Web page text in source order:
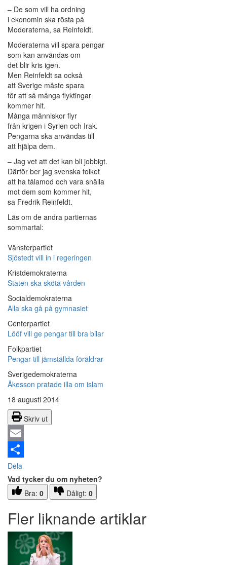
– De som vill ha ordning
i ekonomin ska rösta på
Moderaterna, sa Reinfeldt.
Moderaterna vill spara pengar
som kan användas om
det blir kris igen.
Men Reinfeldt sa också
att Sverige måste spara
för att så många flyktingar
kommer hit.
Många människor flyr
från krigen i Syrien och Irak.
Pengarna ska användas till
att hjälpa dem.
– Jag vet att det kan bli jobbigt.
Därför ber jag svenska folket
att ha tålamod och vara snälla
mot dem som kommer hit,
sa Fredrik Reinfeldt.
Läs om de andra partiernas
sommartal:
Vänsterpartiet
Sjöstedt vill in i regeringen
Kristdemokraterna
Staten ska sköta vården
Socialdemokraterna
Alla ska gå på gymnasiet
Centerpartiet
Lööf vill ge pengar till bra bilar
Folkpartiet
Pengar till jämställda föräldrar
Sverigedemokraterna
Åkesson pratade illa om islam
18 augusti 2014
Skriv ut
Email
Dela
Vad tycker du om nyheten?
Bra: 0 Dåligt: 0
Fler liknande artiklar